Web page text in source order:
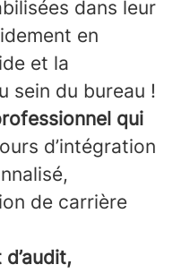
dans leur
en
et la
sein du bureau !
qui
d’intégration
de carrière